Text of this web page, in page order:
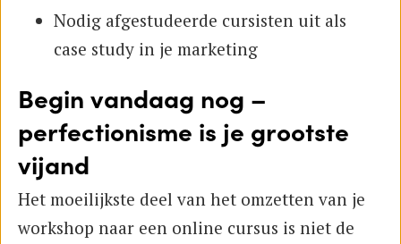
Nodig afgestudeerde cursisten uit als
case study in je marketing
Begin vandaag nog –
perfectionisme is je grootste
vijand
Het moeilijkste deel van het omzetten van je
workshop naar een online cursus is niet de